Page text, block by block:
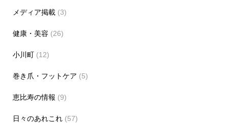
メディア掲載(3)
健康・美容 (26)
小川町(12)
巻き爪・フットケア (5)
恵比寿の情報 (9)
日々のあれこれ(57)